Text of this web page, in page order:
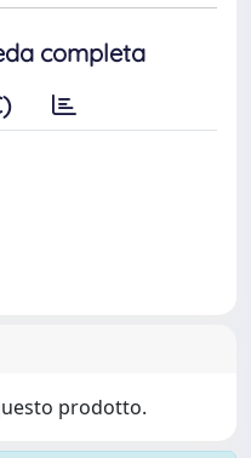
completa
prodotto.